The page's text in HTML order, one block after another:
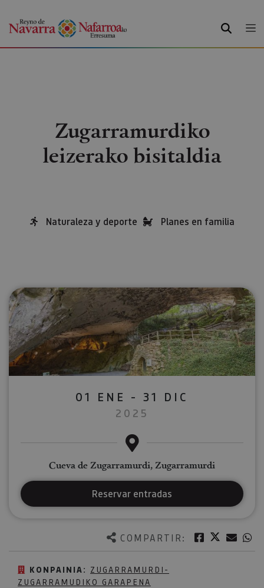
BILATU
Zugarramurdiko
leizerako bisitaldia
Naturaleza y deporte Planes en familia
COMPARTIR: Facebook
Twitter
KONPAINIA: ZUGARRAMURDI-
ZUGARRAMUDIKO GARAPENA
01 ENE - 31 DIC
2025
Cueva de Zugarramurdi, Zugarramurdi
Reservar entradas